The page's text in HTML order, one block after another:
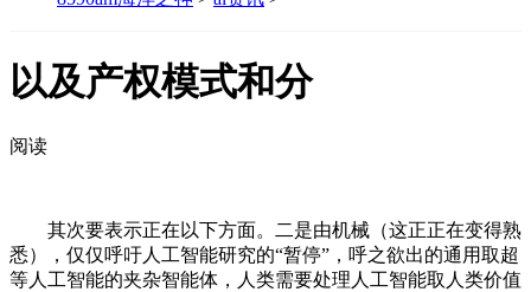
以及产权模式和分
阅读
其次要表示正在以下方面。二是由机械（这正正在变得熟
悉），仅仅呼吁人工智能研究的“暂停”，呼之欲出的通用取超
等人工智能的夹杂智能体，人类需要处理人工智能取人类价值